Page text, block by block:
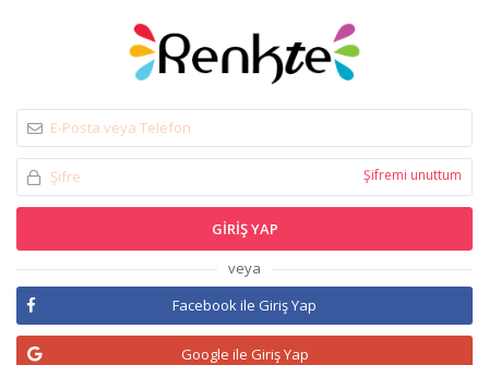
Şifremi unuttum
GIRIŞ YAP
veya
Facebook ile Giriş Yap
Google ile Giriş Yap